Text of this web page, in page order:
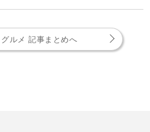
ルメ 記事まとめへ